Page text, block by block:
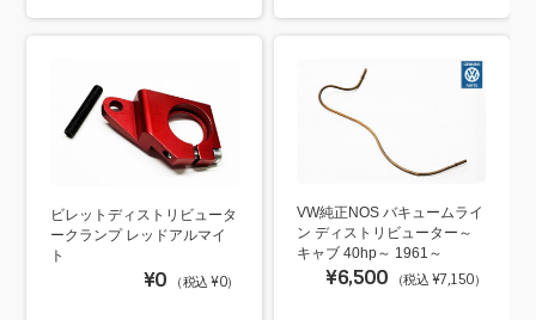
ビレットディストリビュータ
ークランプ レッドアルマイ
ト
¥0 （税込 ¥0）
VW純正NOS バキュームライ
ン ディストリビューター～
キャブ 40hp～ 1961～
¥6,500 （税込 ¥7,150）